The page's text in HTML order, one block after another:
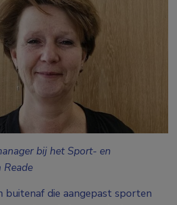
bij het Sport- en
buitenaf die aangepast sporten